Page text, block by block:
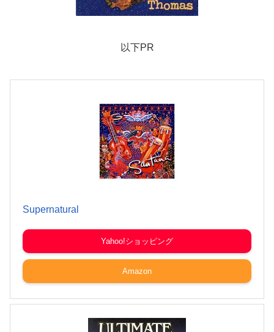
以下PR
Supernatural
Yahoo!ショッピング
Amazon